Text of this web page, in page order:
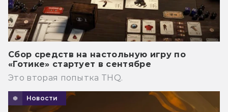
Сбор средств на настольную игру по
«Готике» стартует в сентябре
Это вторая попытка THQ.
Новости